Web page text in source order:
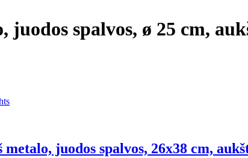
juodos spalvos, ø 25 cm,
juodos spalvos, 26x38 cm,